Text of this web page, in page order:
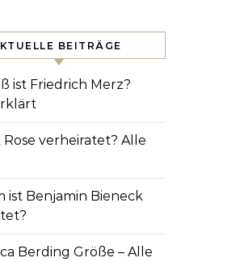
BEITRÄGE
ist Friedrich Merz?
Rose verheiratet? Alle
ist Benjamin Bieneck
Berding Größe – Alle